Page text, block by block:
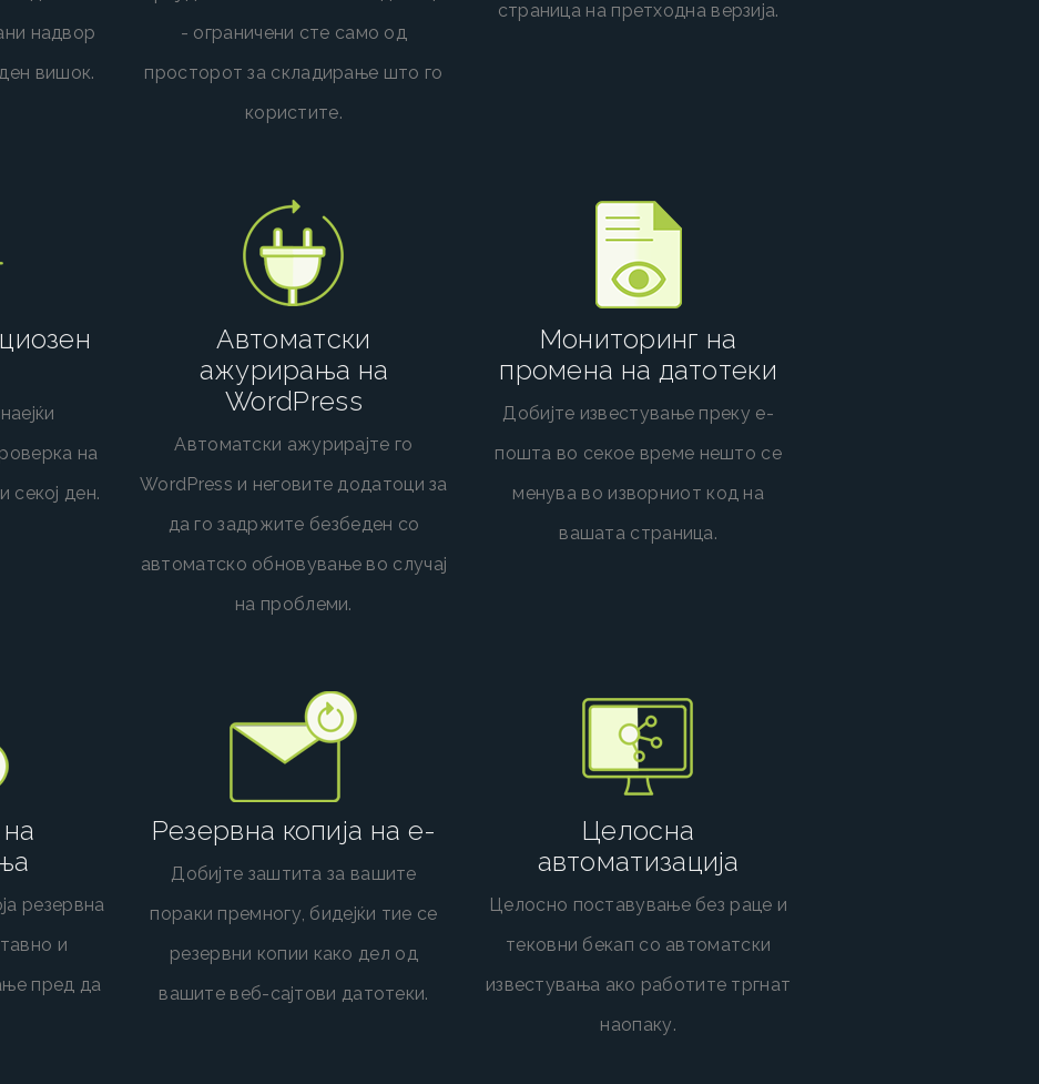
надвор
вишок.
- ограничени сте само од
просторот за складирање што го
користите.
страница на претходна верзија.
на
секој ден.
Автоматски
ажурирања на
WordPress
Автоматски ажурирајте го
WordPress и неговите додатоци за
да го задржите безбеден со
автоматско обновување во случај
на проблеми.
Мониторинг на
промена на датотеки
Добијте известување преку е-
пошта во секое време нешто се
менува во изворниот код на
вашата страница.
резервна
и
пред да
Резервна копија на е-
Добијте заштита за вашите
пораки премногу, бидејќи тие се
резервни копии како дел од
вашите веб-сајтови датотеки.
Целосна
автоматизација
Целосно поставување без раце и
тековни бекап со автоматски
известувања ако работите тргнат
наопаку.